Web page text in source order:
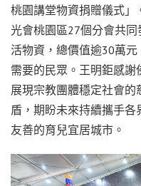
桃園講堂物資捐贈儀式
光會桃園區27個分會共
活物資，總價值逾30萬
需要的民眾。王明鉅感謝
展現宗教團體穩定社會
盾，期盼未來持續攜手各
友善的育兒宜居城市。